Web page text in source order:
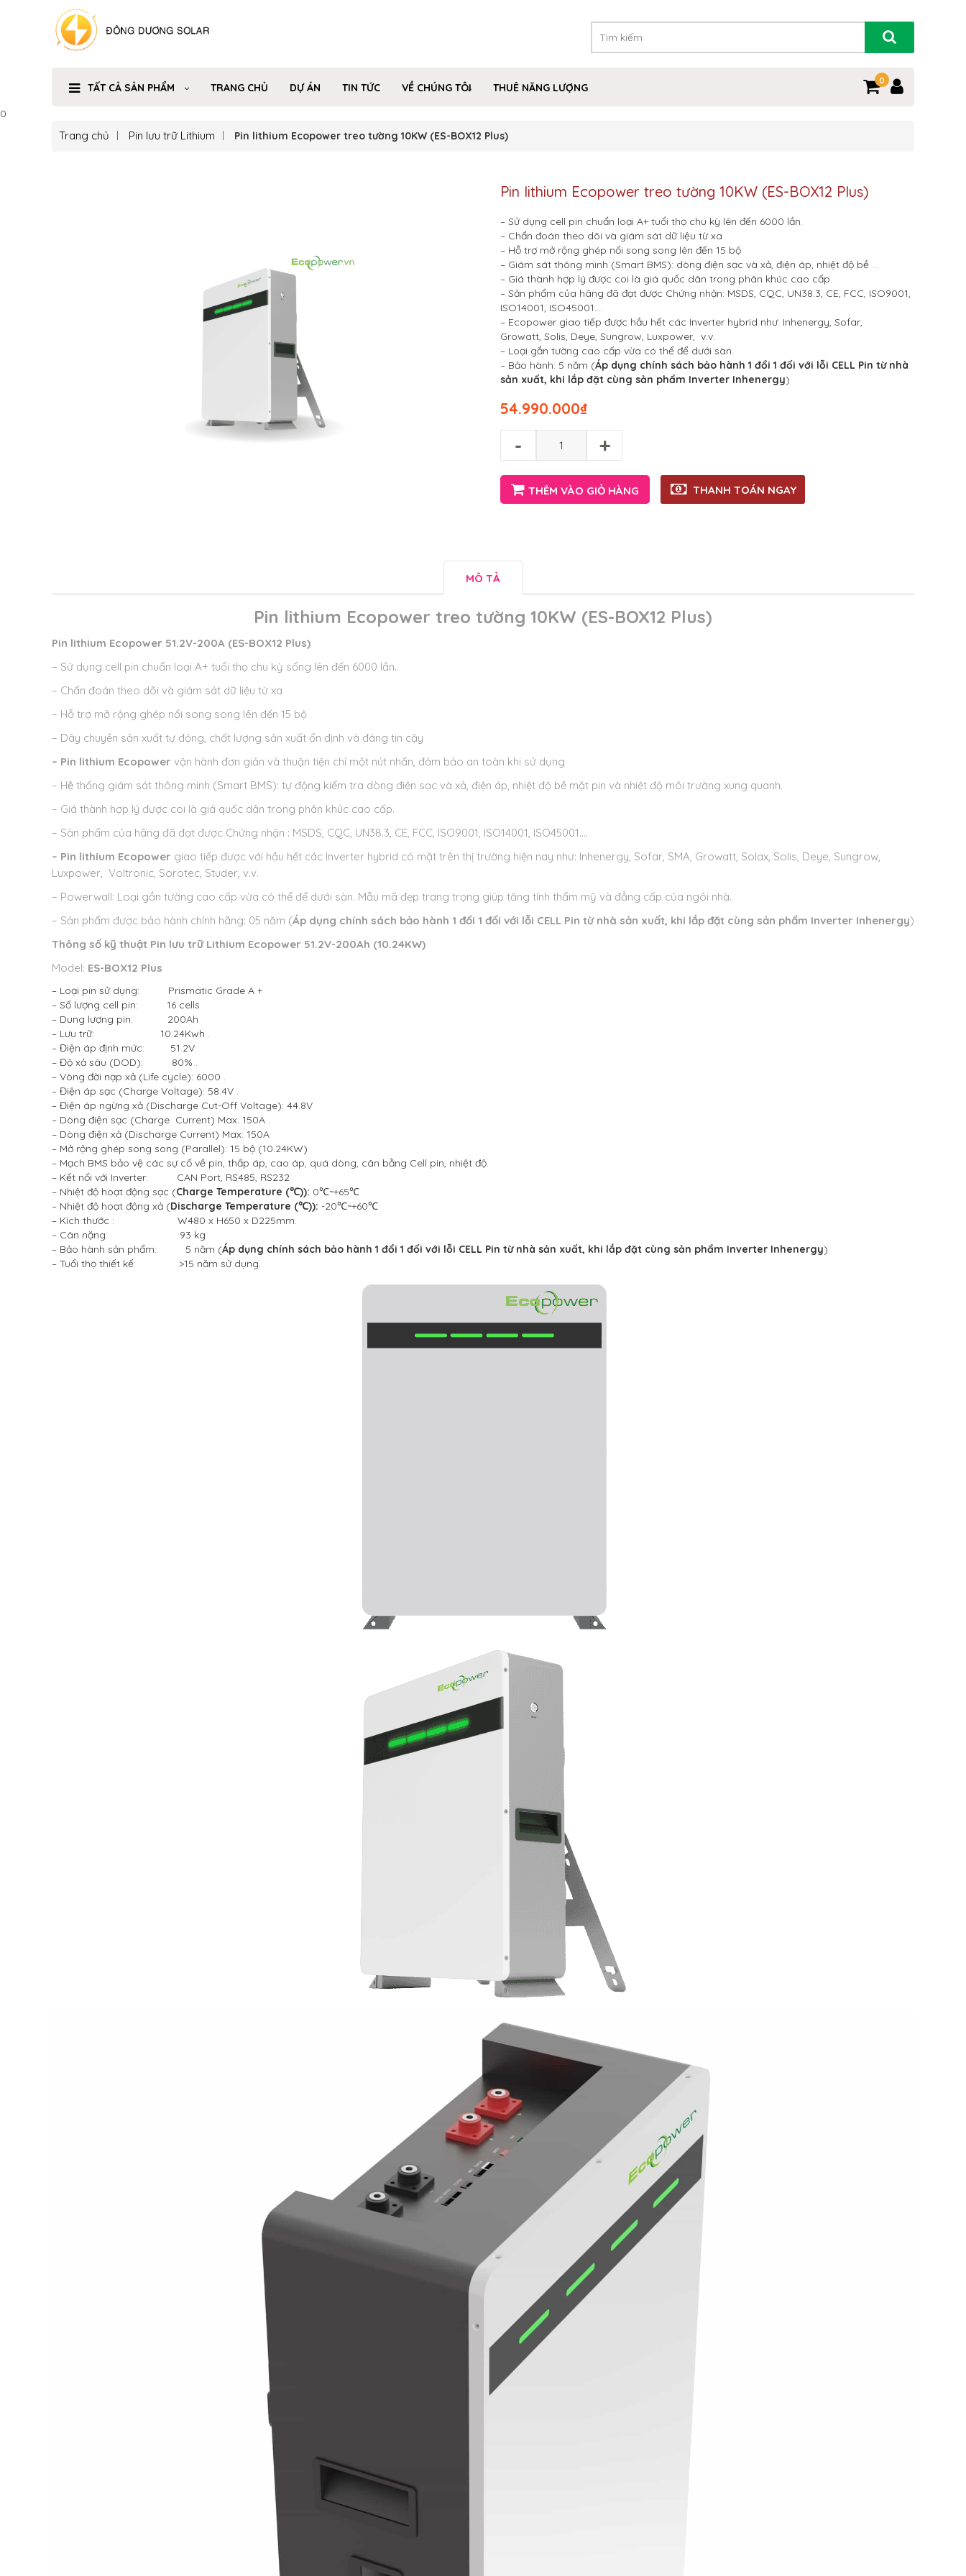
TẤT CẢ SẢN PHẨM TRANG CHỦ DỰ ÁN TIN TỨC VỀ CHÚNG TÔI THUÊ NĂNG LƯỢNG
0
0
Trang chủ Pin lưu trữ Lithium Pin lithium Ecopower treo tường 10KW (ES-BOX12 Plus)
Pin lithium Ecopower treo tường 10KW (ES-BOX12 Plus)
– Sử dụng cell pin chuẩn loại A+ tuổi thọ chu kỳ lên đến 6000 lần.
– Chẩn đoán theo dõi và giám sát dữ liệu từ xa
– Hỗ trợ mở rộng ghép nối song song lên đến 15 bộ
– Giám sát thông minh (Smart BMS): dòng điện sạc và xả, điện áp, nhiệt độ bề …
– Giá thành hợp lý được coi là giá quốc dân trong phân khúc cao cấp.
– Sản phẩm của hãng đã đạt được Chứng nhận: MSDS, CQC, UN38.3, CE, FCC, ISO9001,
ISO14001, ISO45001….
– Ecopower giao tiếp được hầu hết các Inverter hybrid như: Inhenergy, Sofar,
Growatt, Solis, Deye, Sungrow, Luxpower, v.v.
– Loại gắn tường cao cấp vừa có thể để dưới sàn.
– Bảo hành: 5 năm (Áp dụng chính sách bảo hành 1 đổi 1 đối với lỗi CELL Pin từ nhà
sản xuất, khi lắp đặt cùng sản phẩm Inverter Inhenergy)
₫
54.990.000
- +
THÊM VÀO GIỎ HÀNG THANH TOÁN NGAY
MÔ TẢ
Pin lithium Ecopower treo tường 10KW (ES-BOX12 Plus)
Pin lithium Ecopower 51.2V-200A (ES-BOX12 Plus)
– Sử dụng cell pin chuẩn loại A+ tuổi thọ chu kỳ sống lên đến 6000 lần.
– Chẩn đoán theo dõi và giám sát dữ liệu từ xa
– Hỗ trợ mở rộng ghép nối song song lên đến 15 bộ
– Dây chuyền sản xuất tự động, chất lượng sản xuất ổn định và đáng tin cậy
– Pin lithium Ecopower vận hành đơn giản và thuận tiện chỉ một nút nhấn, đảm bảo an toàn khi sử dụng
– Hệ thống giám sát thông minh (Smart BMS): tự động kiểm tra dòng điện sạc và xả, điện áp, nhiệt độ bề mặt pin và nhiệt độ môi trường xung quanh.
– Giá thành hợp lý được coi là giá quốc dân trong phân khúc cao cấp.
– Sản phẩm của hãng đã đạt được Chứng nhận : MSDS, CQC, UN38.3, CE, FCC, ISO9001, ISO14001, ISO45001….
– Pin lithium Ecopower giao tiếp được với hầu hết các Inverter hybrid có mặt trên thị trường hiện nay như: Inhenergy, Sofar, SMA, Growatt, Solax, Solis, Deye, Sungrow,
Luxpower, Voltronic, Sorotec, Studer, v.v.
– Powerwall: Loại gắn tường cao cấp vừa có thể để dưới sàn. Mẫu mã đẹp trang trọng giúp tăng tính thẩm mỹ và đẳng cấp của ngôi nhà.
– Sản phẩm được bảo hành chính hãng: 05 năm (Áp dụng chính sách bảo hành 1 đổi 1 đối với lỗi CELL Pin từ nhà sản xuất, khi lắp đặt cùng sản phẩm Inverter Inhenergy)
Thông số kỹ thuật Pin lưu trữ Lithium Ecopower 51.2V-200Ah (10.24KW)
Model: ES-BOX12 Plus
– Loại pin sử dụng: Prismatic Grade A +
– Số lượng cell pin: 16 cells
– Dung lượng pin: 200Ah
– Lưu trữ: 10.24Kwh .
– Điện áp định mức: 51.2V
– Độ xả sâu (DOD): 80% .
– Vòng đời nạp xả (Life cycle): 6000 .
– Điện áp sạc (Charge Voltage): 58.4V .
– Điện áp ngừng xả (Discharge Cut-Off Voltage): 44.8V
– Dòng điện sạc (Charge Current) Max: 150A .
– Dòng điện xả (Discharge Current) Max: 150A
– Mở rộng ghép song song (Parallel): 15 bộ (10.24KW)
– Mạch BMS bảo vệ các sự cố về pin, thấp áp, cao áp, quá dòng, cân bằng Cell pin, nhiệt độ.
– Kết nối với Inverter: CAN Port, RS485, RS232
– Nhiệt độ hoạt động sạc (Charge Temperature (℃)): 0℃~+65℃
– Nhiệt độ hoạt động xả (Discharge Temperature (℃)): -20℃~+60℃
– Kích thước : W480 x H650 x D225mm.
– Cân nặng: 93 kg
– Bảo hành sản phẩm: 5 năm (Áp dụng chính sách bảo hành 1 đổi 1 đối với lỗi CELL Pin từ nhà sản xuất, khi lắp đặt cùng sản phẩm Inverter Inhenergy)
– Tuổi thọ thiết kế: >15 năm sử dụng.